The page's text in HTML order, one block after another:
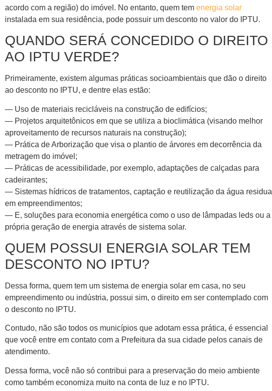
acordo com a região) do imóvel. No entanto, quem tem energia solar
instalada em sua residência, pode possuir um desconto no valor do IPTU.
QUANDO SERÁ CONCEDIDO O DIREITO
AO IPTU VERDE?
Primeiramente, existem algumas práticas socioambientais que dão o direito
ao desconto no IPTU, e dentre elas estão:
— Uso de materiais recicláveis na construção de edifícios;
— Projetos arquitetônicos em que se utiliza a bioclimática (visando melhor
aproveitamento de recursos naturais na construção);
— Prática de Arborização que visa o plantio de árvores em decorrência da
metragem do imóvel;
— Práticas de acessibilidade, por exemplo, adaptações de calçadas para
cadeirantes;
— Sistemas hídricos de tratamentos, captação e reutilização da água residual
em empreendimentos;
— E, soluções para economia energética como o uso de lâmpadas leds ou a
própria geração de energia através de sistema solar.
QUEM POSSUI ENERGIA SOLAR TEM
DESCONTO NO IPTU?
Dessa forma, quem tem um sistema de energia solar em casa, no seu
empreendimento ou indústria, possui sim, o direito em ser contemplado com
o desconto no IPTU.
Contudo, não são todos os municípios que adotam essa prática, é essencial
que você entre em contato com a Prefeitura da sua cidade pelos canais de
atendimento.
Dessa forma, você não só contribui para a preservação do meio ambiente
como também economiza muito na conta de luz e no IPTU.